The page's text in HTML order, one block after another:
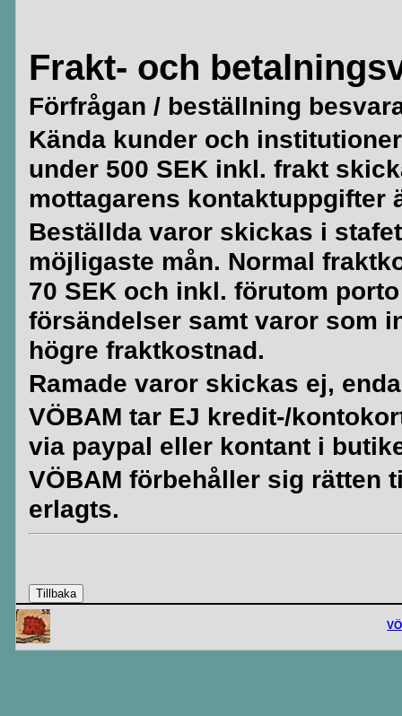
Frakt- och
Förfrågan / beställning
Kända kunder och
under 500 SEK inkl. frakt
mottagarens kontaktuppgifter
Beställda varor skickas i
möjligaste mån. Normal
70 SEK och inkl. förutom
försändelser samt varor som
högre fraktkostnad.
Ramade varor skickas ej,
VÖBAM tar EJ kredit-/
via paypal eller kontant i
VÖBAM förbehåller sig rätten
erlagts.